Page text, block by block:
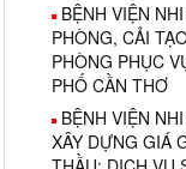
BỆNH VIỆN
PHÒNG, CẢI
PHÒNG PHỤC
PHỐ CẦN THƠ
BỆNH VIỆN
XÂY DỰNG GIÁ